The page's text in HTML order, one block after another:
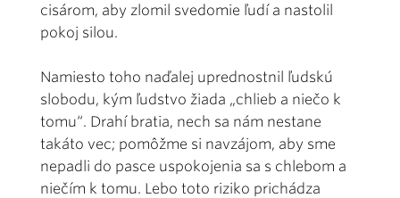
cisárom, aby zlomil svedomie ľudí a nastolil
pokoj silou.
Namiesto toho naďalej uprednostnil ľudskú
slobodu, kým ľudstvo žiada „chlieb a niečo k
tomu“. Drahí bratia, nech sa nám nestane
takáto vec; pomôžme si navzájom, aby sme
nepadli do pasce uspokojenia sa s chlebom a
niečím k tomu. Lebo toto riziko prichádza